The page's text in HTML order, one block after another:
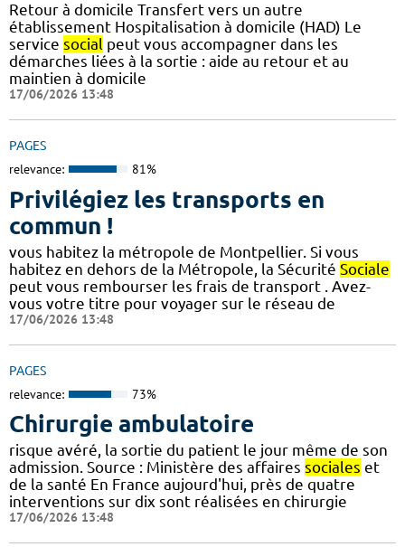
Retour à domicile Transfert vers un autre
établissement Hospitalisation à domicile (HAD) Le
service social peut vous accompagner dans les
démarches liées à la sortie : aide au retour et au
maintien à domicile
17/06/2026 13:48
PAGES
relevance: 81%
Privilégiez les transports en
commun !
vous habitez la métropole de Montpellier. Si vous
habitez en dehors de la Métropole, la Sécurité Sociale
peut vous rembourser les frais de transport . Avez-
vous votre titre pour voyager sur le réseau de
17/06/2026 13:48
PAGES
relevance: 73%
Chirurgie ambulatoire
risque avéré, la sortie du patient le jour même de son
admission. Source : Ministère des affaires sociales et
de la santé En France aujourd'hui, près de quatre
interventions sur dix sont réalisées en chirurgie
17/06/2026 13:48